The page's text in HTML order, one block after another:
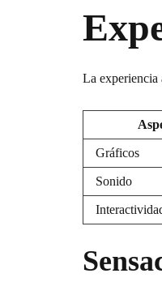
La experiencia
Gráficos
Sonido